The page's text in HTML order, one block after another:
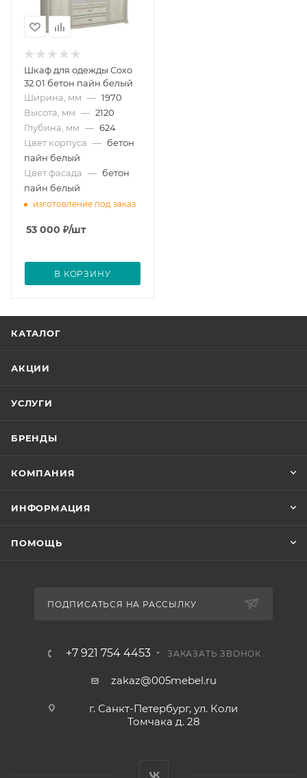
Шкаф для одежды Сохо
32.01 бетон пайн белый
Ширина, мм — 1970
Высота, мм — 2120
Глубина, мм — 624
Цвет корпуса — бетон
пайн белый
Цвет фасада — бетон
пайн белый
изготовление под заказ
53 000 ₽/шт
В КОРЗИНУ
КАТАЛОГ
АКЦИИ
УСЛУГИ
БРЕНДЫ
КОМПАНИЯ
ИНФОРМАЦИЯ
ПОМОЩЬ
ПОДПИСАТЬСЯ НА РАССЫЛКУ
+7 921 754 4453 ЗАКАЗАТЬ ЗВОНОК
zakaz@005mebel.ru
г. Санкт-Петербург, ул. Коли
Томчака д. 28